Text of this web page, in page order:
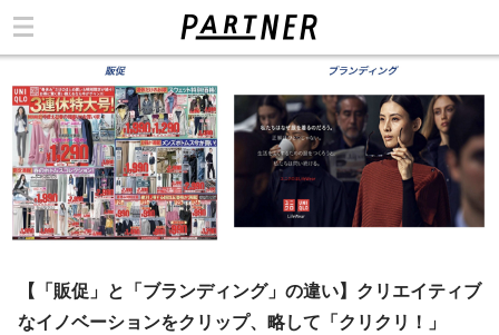
【「販促」と「ブランディング」の違い】クリエイティブ
なイノベーションをクリップ、略して「クリクリ！」